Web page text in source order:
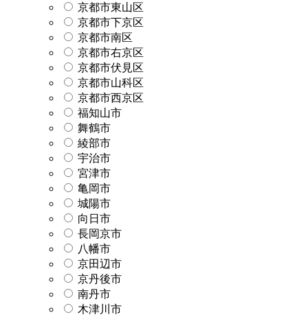
京都市東山区
京都市下京区
京都市南区
京都市右京区
京都市伏見区
京都市山科区
京都市西京区
福知山市
舞鶴市
綾部市
宇治市
宮津市
亀岡市
城陽市
向日市
長岡京市
八幡市
京田辺市
京丹後市
南丹市
木津川市